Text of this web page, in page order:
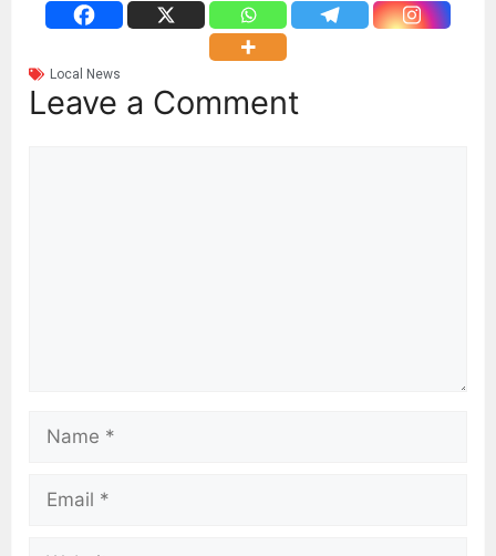
Local News
Leave a Comment